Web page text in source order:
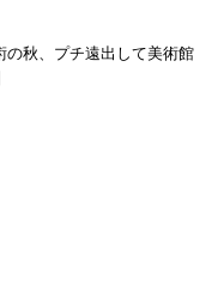
の秋、プチ遠出して美術館